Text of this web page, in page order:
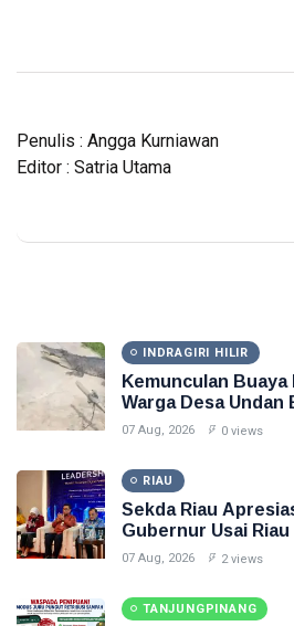
Penulis : Angga Kurniawan
Editor : Satria Utama
INDRAGIRI HILIR
Kemunculan
Warga Desa Undan
07 Aug, 2026 0 views
RIAU
Sekda Riau
Gubernur Usai
ADLG Awards 2026
07 Aug, 2026 2 views
TANJUNGPINANG